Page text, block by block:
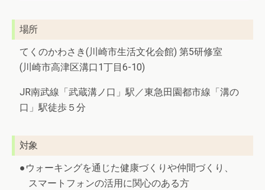
場所
てくのかわさき(川崎市生活文化会館) 第5研修室
(川崎市高津区溝口1丁目6-10)
JR南武線「武蔵溝ノ口」駅／東急田園都市線「溝の
口」駅徒歩５分
対象
●ウォーキングを通じた健康づくりや仲間づくり、
スマートフォンの活用に関心のある方